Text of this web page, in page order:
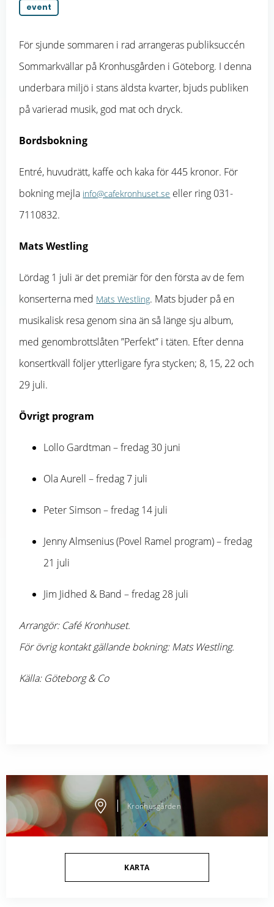
event
För sjunde sommaren i rad arrangeras publiksuccén
Sommarkvällar på Kronhusgården i Göteborg. I denna
underbara miljö i stans äldsta kvarter, bjuds publiken
på varierad musik, god mat och dryck.
Bordsbokning
Entré, huvudrätt, kaffe och kaka för 445 kronor. För
bokning mejla info@cafekronhuset.se eller ring 031-
7110832.
Mats Westling
Lördag 1 juli är det premiär för den första av de fem
konserterna med Mats Westling. Mats bjuder på en
musikalisk resa genom sina än så länge sju album,
med genombrottslåten ”Perfekt” i täten. Efter denna
konsertkväll följer ytterligare fyra stycken; 8, 15, 22 och
29 juli.
Övrigt program
Lollo Gardtman – fredag 30 juni
Ola Aurell – fredag 7 juli
Peter Simson – fredag 14 juli
Jenny Almsenius (Povel Ramel program) – fredag
21 juli
Jim Jidhed & Band – fredag 28 juli
Arrangör: Café Kronhuset.
För övrig kontakt gällande bokning: Mats Westling.
Källa: Göteborg & Co
Kronhusgården
KARTA